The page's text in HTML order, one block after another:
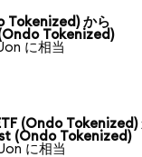
Tokenized) から
Tokenized)
に相当
(Ondo Tokenized)
(Ondo Tokenized)
に相当